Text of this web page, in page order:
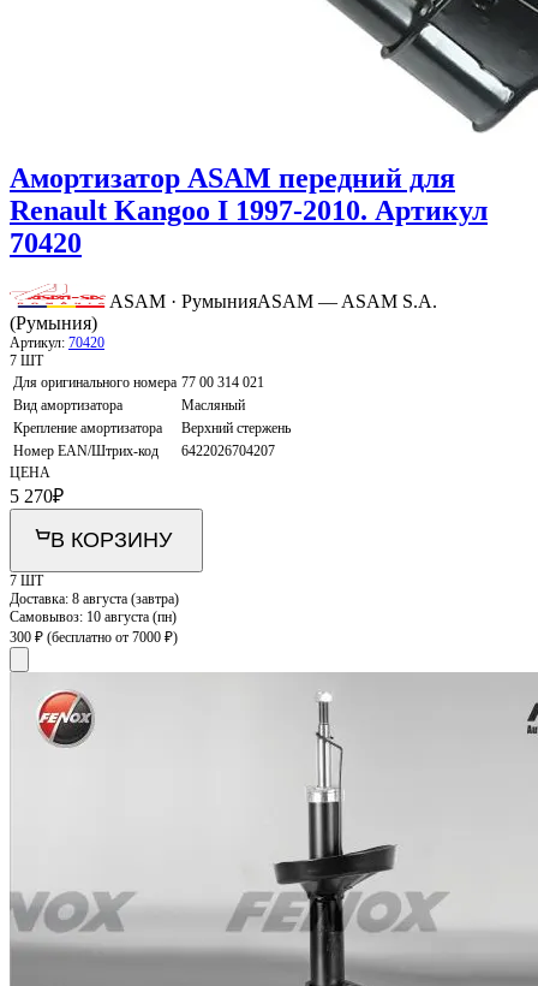
Амортизатор ASAM передний для
Renault Kangoo I 1997-2010. Артикул
70420
ASAM · РумынияASAM — ASAM S.A.
(Румыния)
Артикул: 70420
7 ШТ
Для оригинального номера 77 00 314 021
Вид амортизатора
Масляный
Крепление амортизатора
Верхний стержень
Номер EAN/Штрих-код
6422026704207
ЦЕНА
5 270₽
В КОРЗИНУ
7 ШТ
Доставка: 8 августа (завтра)
Самовывоз: 10 августа (пн)
300 ₽ (бесплатно от 7000 ₽)